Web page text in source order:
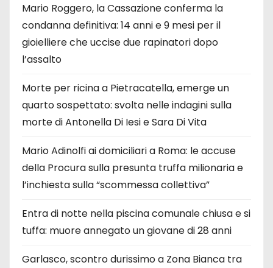
Mario Roggero, la Cassazione conferma la
condanna definitiva: 14 anni e 9 mesi per il
gioielliere che uccise due rapinatori dopo
l’assalto
Morte per ricina a Pietracatella, emerge un
quarto sospettato: svolta nelle indagini sulla
morte di Antonella Di Iesi e Sara Di Vita
Mario Adinolfi ai domiciliari a Roma: le accuse
della Procura sulla presunta truffa milionaria e
l’inchiesta sulla “scommessa collettiva”
Entra di notte nella piscina comunale chiusa e si
tuffa: muore annegato un giovane di 28 anni
Garlasco, scontro durissimo a Zona Bianca tra